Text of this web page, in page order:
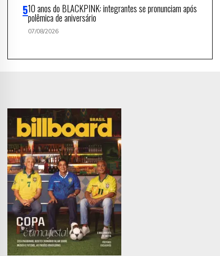
10 anos do BLACKPINK: integrantes se pronunciam após
polêmica de aniversário
07/08/2026